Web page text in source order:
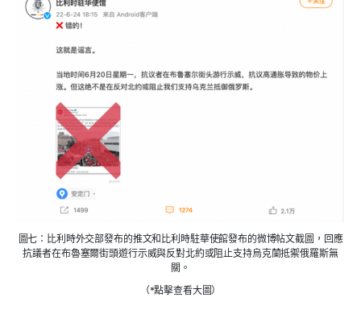
圖七：比利時外交部發布的推文和比利時駐華使館發布的微博帖文截圖，回應
抗議者在布魯塞爾街頭遊行示威與反對北約或阻止支持烏克蘭抵禦俄羅斯無
關。
（*點擊查看大圖）